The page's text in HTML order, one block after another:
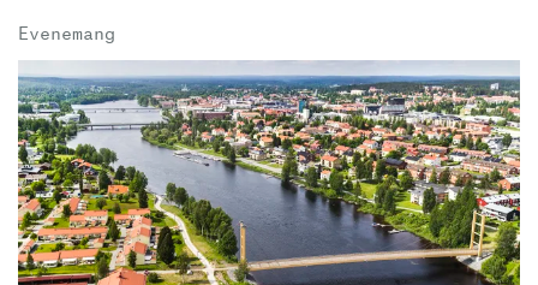
Evenemang